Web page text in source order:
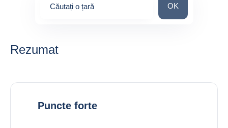
Căutați o țară Căutați o țară
OK
Rezumat
Puncte forte